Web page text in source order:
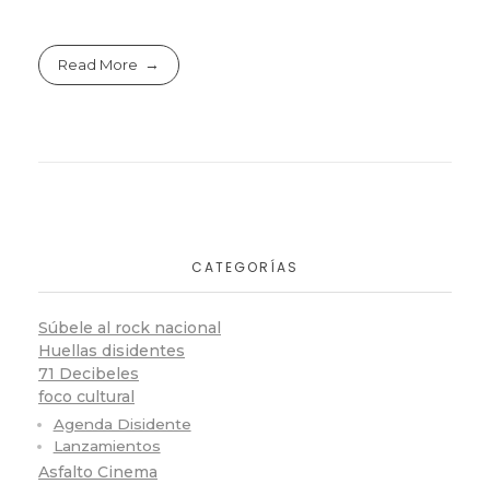
Read More
CATEGORÍAS
Súbele al rock nacional
Huellas disidentes
71 Decibeles
foco cultural
Agenda Disidente
Lanzamientos
Asfalto Cinema